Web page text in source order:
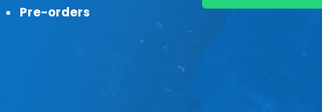
Pre-orders